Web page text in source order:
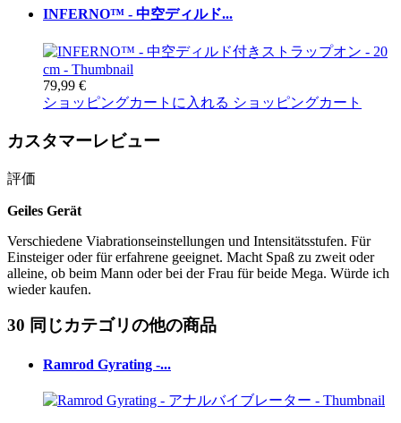
INFERNO™ - 中空ディルド...
79,99 €
ショッピングカートに入れる ショッピングカート
カスタマーレビュー
評価
Geiles Gerät
Verschiedene Viabrationseinstellungen und Intensitätsstufen. Für
Einsteiger oder für erfahrene geeignet. Macht Spaß zu zweit oder
alleine, ob beim Mann oder bei der Frau für beide Mega. Würde ich
wieder kaufen.
30 同じカテゴリの他の商品
Ramrod Gyrating -...